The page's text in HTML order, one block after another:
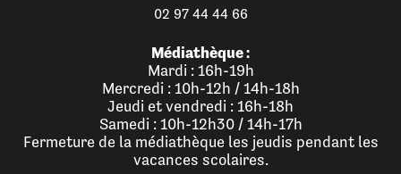
02 97 44 44 66
Médiathèque :
Mardi : 16h-19h
Mercredi : 10h-12h / 14h-18h
Jeudi et vendredi : 16h-18h
Samedi : 10h-12h30 / 14h-17h
Fermeture de la médiathèque les jeudis pendant les
vacances scolaires.